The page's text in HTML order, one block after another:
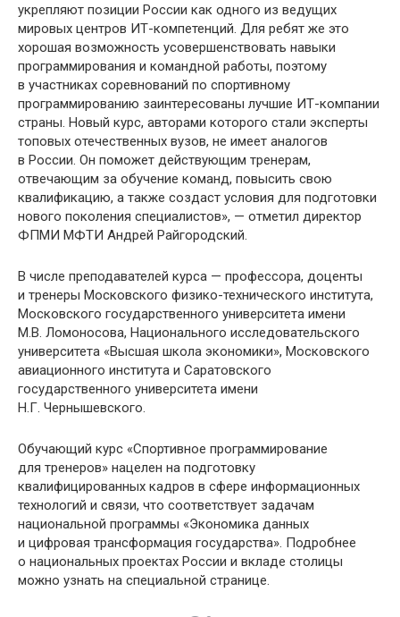
укрепляют позиции России как одного из ведущих
мировых центров ИТ-компетенций. Для ребят же это
хорошая возможность усовершенствовать навыки
программирования и командной работы, поэтому
в участниках соревнований по спортивному
программированию заинтересованы лучшие ИТ-компании
страны. Новый курс, авторами которого стали эксперты
топовых отечественных вузов, не имеет аналогов
в России. Он поможет действующим тренерам,
отвечающим за обучение команд, повысить свою
квалификацию, а также создаст условия для подготовки
нового поколения специалистов», — отметил директор
ФПМИ МФТИ Андрей Райгородский.
В числе преподавателей курса — профессора, доценты
и тренеры Московского физико-технического института,
Московского государственного университета имени
М.В. Ломоносова, Национального исследовательского
университета «Высшая школа экономики», Московского
авиационного института и Саратовского
государственного университета имени
Н.Г. Чернышевского.
Обучающий курс «Спортивное программирование
для тренеров» нацелен на подготовку
квалифицированных кадров в сфере информационных
технологий и связи, что соответствует задачам
национальной программы «Экономика данных
и цифровая трансформация государства». Подробнее
о национальных проектах России и вкладе столицы
можно узнать на специальной странице.